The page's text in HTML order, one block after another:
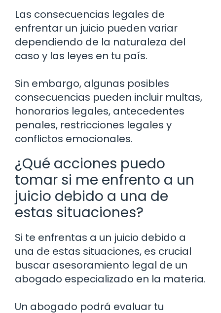
Las consecuencias legales de
enfrentar un juicio pueden variar
dependiendo de la naturaleza del
caso y las leyes en tu país.
Sin embargo, algunas posibles
consecuencias pueden incluir multas,
honorarios legales, antecedentes
penales, restricciones legales y
conflictos emocionales.
¿Qué acciones puedo
tomar si me enfrento a un
juicio debido a una de
estas situaciones?
Si te enfrentas a un juicio debido a
una de estas situaciones, es crucial
buscar asesoramiento legal de un
abogado especializado en la materia.
Un abogado podrá evaluar tu